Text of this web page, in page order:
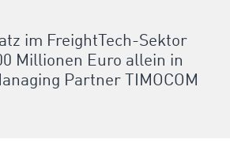
im FreightTech-Sektor
Millionen Euro allein in
Partner TIMOCOM